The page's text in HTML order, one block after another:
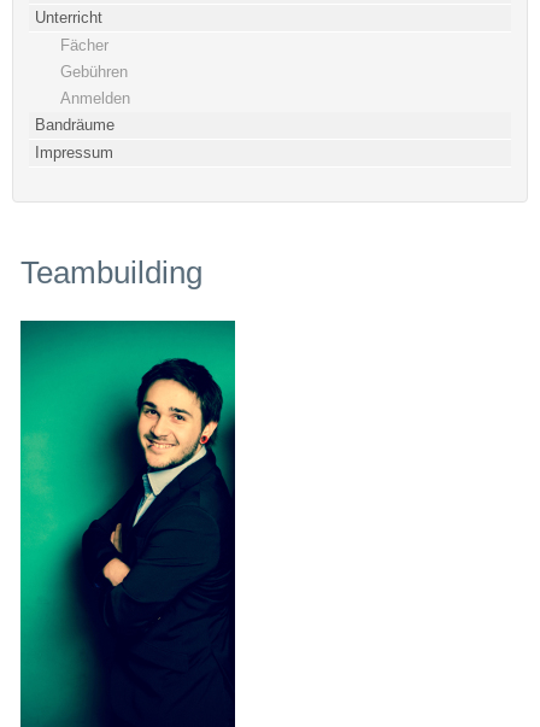
Unterricht
Fächer
Gebühren
Anmelden
Bandräume
Impressum
Teambuilding